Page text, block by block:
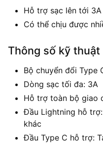
Hỗ trợ sạc lên tới 3A
Có thể chịu được
Thông số kỹ thuật
Bộ chuyển đổi Type
Dòng sạc tối đa: 3A
Hỗ trợ toàn bộ giao
Đầu Lightning hỗ
khác
Đầu Type C hỗ trợ: